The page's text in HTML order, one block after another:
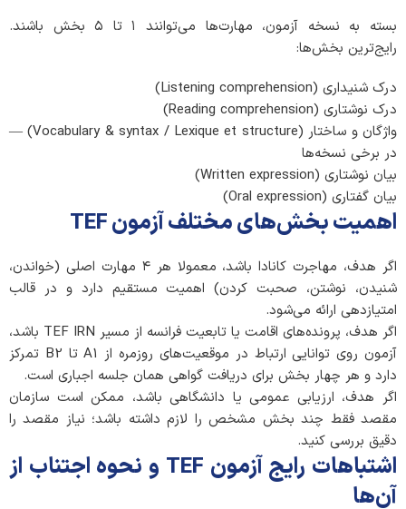
بسته به نسخه آزمون، مهارت‌ها می‌توانند ۱ تا ۵ بخش باشند.
رایج‌ترین بخش‌ها:
درک شنیداری (Listening comprehension)
درک نوشتاری (Reading comprehension)
واژگان و ساختار (Vocabulary & syntax / Lexique et structure) —
در برخی نسخه‌ها
بیان نوشتاری (Written expression)
بیان گفتاری (Oral expression)
اهمیت بخش‌های مختلف آزمون TEF
اگر هدف، مهاجرت کانادا باشد، معمولا هر ۴ مهارت اصلی (خواندن،
شنیدن، نوشتن، صحبت کردن) اهمیت مستقیم دارد و در قالب
امتیازدهی ارائه می‌شود.
اگر هدف، پرونده‌های اقامت یا تابعیت فرانسه از مسیر TEF IRN باشد،
آزمون روی توانایی ارتباط در موقعیت‌های روزمره از A1 تا B2 تمرکز
دارد و هر چهار بخش برای دریافت گواهی همان جلسه اجباری است.
اگر هدف، ارزیابی عمومی یا دانشگاهی باشد، ممکن است سازمان
مقصد فقط چند بخش مشخص را لازم داشته باشد؛ نیاز مقصد را
دقیق بررسی کنید.
اشتباهات رایج آزمون TEF و نحوه اجتناب از
آن‌ها